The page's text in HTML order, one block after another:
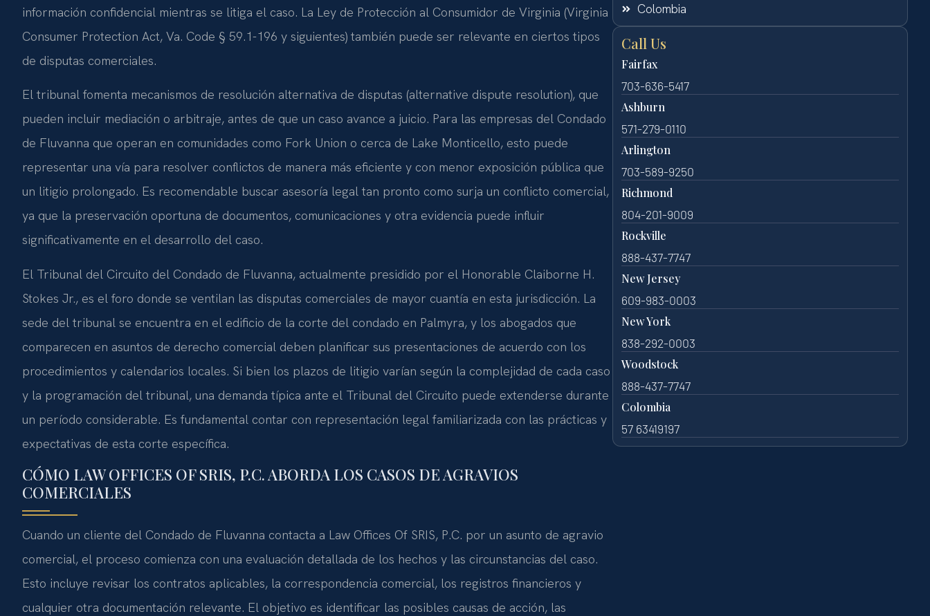
información confidencial mientras se litiga el caso. La Ley de Protección al Consumidor de Virginia (Virginia
Consumer Protection Act, Va. Code § 59.1-196 y siguientes) también puede ser relevante en ciertos tipos
de disputas comerciales.
El tribunal fomenta mecanismos de resolución alternativa de disputas (alternative dispute resolution), que
pueden incluir mediación o arbitraje, antes de que un caso avance a juicio. Para las empresas del Condado
de Fluvanna que operan en comunidades como Fork Union o cerca de Lake Monticello, esto puede
representar una vía para resolver conflictos de manera más eficiente y con menor exposición pública que
un litigio prolongado. Es recomendable buscar asesoría legal tan pronto como surja un conflicto comercial,
ya que la preservación oportuna de documentos, comunicaciones y otra evidencia puede influir
significativamente en el desarrollo del caso.
El Tribunal del Circuito del Condado de Fluvanna, actualmente presidido por el Honorable Claiborne H.
Stokes Jr., es el foro donde se ventilan las disputas comerciales de mayor cuantía en esta jurisdicción. La
sede del tribunal se encuentra en el edificio de la corte del condado en Palmyra, y los abogados que
comparecen en asuntos de derecho comercial deben planificar sus presentaciones de acuerdo con los
procedimientos y calendarios locales. Si bien los plazos de litigio varían según la complejidad de cada caso
y la programación del tribunal, una demanda típica ante el Tribunal del Circuito puede extenderse durante
un período considerable. Es fundamental contar con representación legal familiarizada con las prácticas y
expectativas de esta corte específica.
CÓMO LAW OFFICES OF SRIS, P.C. ABORDA LOS CASOS DE AGRAVIOS
COMERCIALES
Cuando un cliente del Condado de Fluvanna contacta a Law Offices Of SRIS, P.C. por un asunto de agravio
comercial, el proceso comienza con una evaluación detallada de los hechos y las circunstancias del caso.
Esto incluye revisar los contratos aplicables, la correspondencia comercial, los registros financieros y
cualquier otra documentación relevante. El objetivo es identificar las posibles causas de acción, las
Colombia
Call Us
Fairfax
703-636-5417
Ashburn
571-279-0110
Arlington
703-589-9250
Richmond
804-201-9009
Rockville
888-437-7747
New Jersey
609-983-0003
New York
838-292-0003
Woodstock
888-437-7747
Colombia
57 63419197